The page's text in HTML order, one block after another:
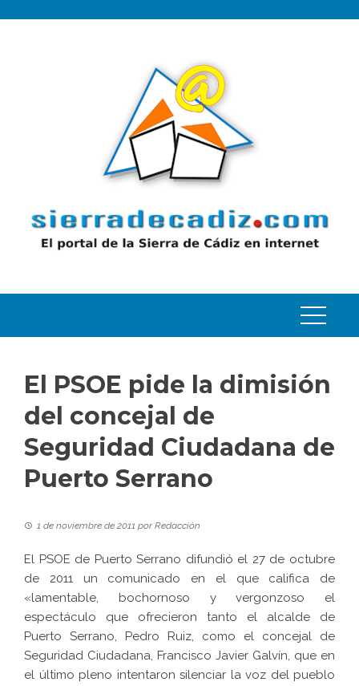
El PSOE pide la dimisión
del concejal de
Seguridad Ciudadana de
Puerto Serrano
1 de noviembre de 2011 porRedacción
El PSOE de Puerto Serrano difundió el 27 de octubre
de 2011 un comunicado en el que califica de
«lamentable, bochornoso y vergonzoso el
espectáculo que ofrecieron tanto el alcalde de
Puerto Serrano, Pedro Ruiz, como el concejal de
Seguridad Ciudadana, Francisco Javier Galvín, que en
el último pleno intentaron silenciar la voz del pueblo